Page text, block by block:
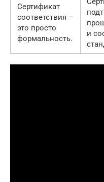
Сертификат
соответствия –
это просто
формальность.
и